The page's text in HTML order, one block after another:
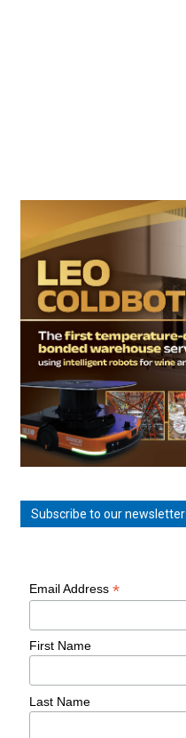
Subscribe to our newsletter
Email Address *
First Name
Last Name